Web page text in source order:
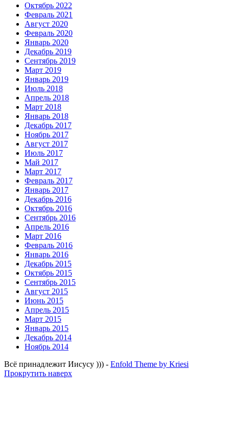
Октябрь 2022
Февраль 2021
Август 2020
Февраль 2020
Январь 2020
Декабрь 2019
Сентябрь 2019
Март 2019
Январь 2019
Июль 2018
Апрель 2018
Март 2018
Январь 2018
Декабрь 2017
Ноябрь 2017
Август 2017
Июль 2017
Май 2017
Март 2017
Февраль 2017
Январь 2017
Декабрь 2016
Октябрь 2016
Сентябрь 2016
Апрель 2016
Март 2016
Февраль 2016
Январь 2016
Декабрь 2015
Октябрь 2015
Сентябрь 2015
Август 2015
Июнь 2015
Апрель 2015
Март 2015
Январь 2015
Декабрь 2014
Ноябрь 2014
Всё принадлежит Иисусу ))) - Enfold Theme by Kriesi
Прокрутить наверх